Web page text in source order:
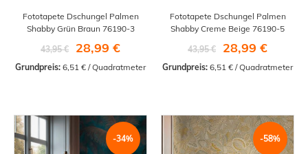
Fototapete Dschungel Palmen
Shabby Grün Braun 76190-3
43,95 €
28,99 €
Grundpreis: 6,51 € / Quadratmeter
Fototapete Dschungel Palmen
Shabby Creme Beige 76190-5
43,95 €
28,99 €
Grundpreis: 6,51 € / Quadratmeter
-34% -58%